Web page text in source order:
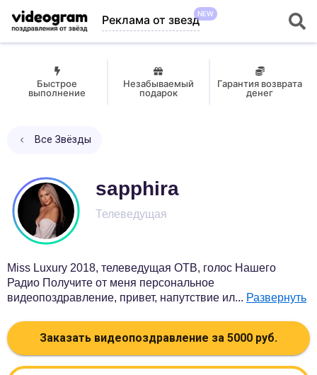
Реклама от звездNEW
Быстрое
выполнение
Незабываемый
подарок
Гарантия возврата
денег
Все Звёзды
sapphira
Телеведущая
Miss Luxury 2018, телеведущая ОТВ, голос Нашего
Радио Получите от меня персональное
видеопоздравление, привет, напутствие ил... Развернуть
Заказать видеопоздравление за 5000 руб.